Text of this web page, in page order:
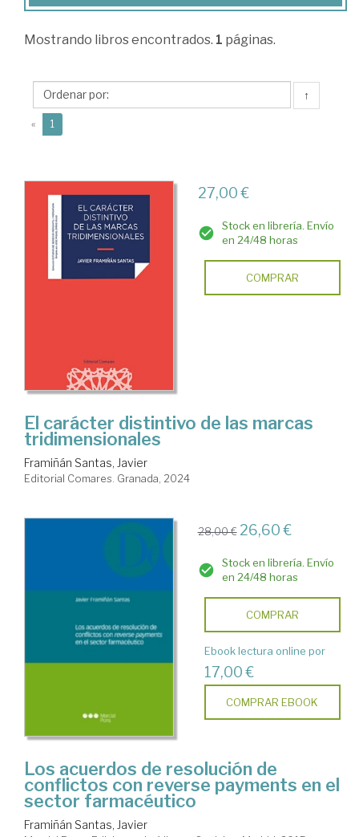
Framiñán
Javier
Mostrando libros encontrados. 1 páginas.
↑
« 1
27,00 €
Stock en librería. Envío
en 24/48 horas
COMPRAR
El carácter distintivo de las marcas
tridimensionales
Framiñán Santas, Javier
Editorial Comares. Granada, 2024
28,00 € 26,60 €
Stock en librería. Envío
en 24/48 horas
COMPRAR
Ebook lectura online por
17,00 €
COMPRAR EBOOK
Los acuerdos de resolución de
conflictos con reverse payments en el
sector farmacéutico
Framiñán Santas, Javier